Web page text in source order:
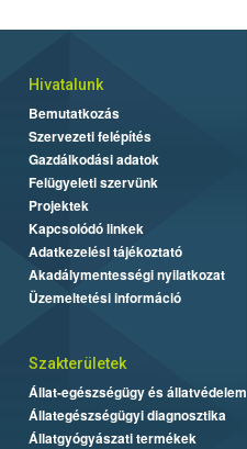
Hivatalunk
Bemutatkozás
Szervezeti felépítés
Gazdálkodási adatok
Felügyeleti szervünk
Projektek
Kapcsolódó linkek
Adatkezelési tájékoztató
Akadálymentességi nyilatkozat
Üzemeltetési információ
Szakterületek
Állat-egészségügy és állatvédelem
Állategészségügyi diagnosztika
Állatgyógyászati termékek